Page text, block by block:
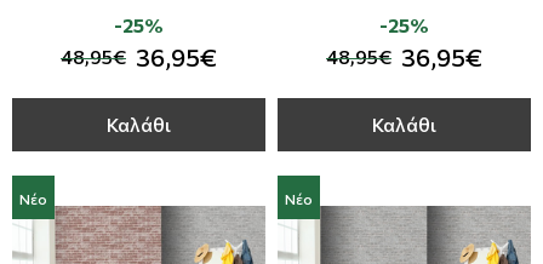
48,95€ 36,95€
-25%
Καλάθι
48,95€ 36,95€
-25%
Καλάθι
Νέο Νέο